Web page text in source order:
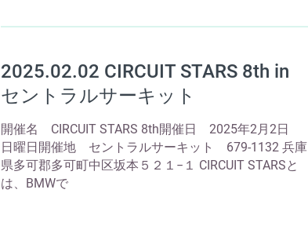
2025.02.02 CIRCUIT STARS 8th in
セントラルサーキット
開催名 CIRCUIT STARS 8th開催日 2025年2月2日
日曜日開催地 セントラルサーキット 679-1132 兵庫
県多可郡多可町中区坂本５２１−１ CIRCUIT STARSと
は、BMWで